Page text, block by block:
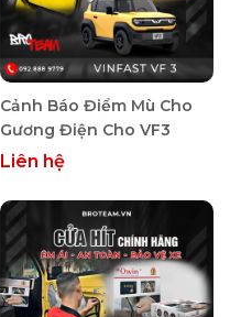
Cảnh Báo Điểm Mù Cho
Gương Điện Cho VF3
Liên hệ